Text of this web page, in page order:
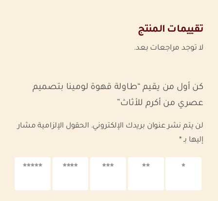
تقييمات المنتج
لا توجد مراجعات بعد.
كن أول من يقيم “طاولة قهوة لومينا بتصميم
عصري من أكرم للأثاث”
لن يتم نشر عنوان بريدك الإلكتروني. الحقول الإلزامية مشار
إليها بـ*
1 من
2 من
3 من
4 من
5 من